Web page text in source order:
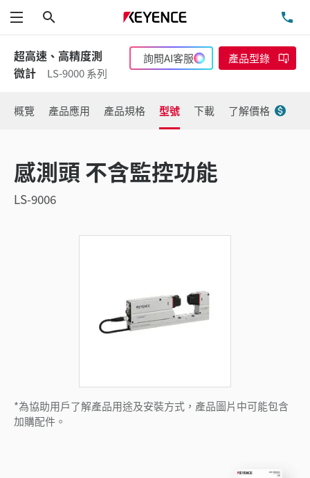
功能表
超高速、高精度測
微計
LS-9000 系列
詢問AI客服 產品型錄
概覽 產品應用 產品規格 型號 下載 了解價格
感測頭 不含監控功能
LS-9006
*為協助用戶了解產品用途及安裝方式，產品圖片中可能包含
加購配件。